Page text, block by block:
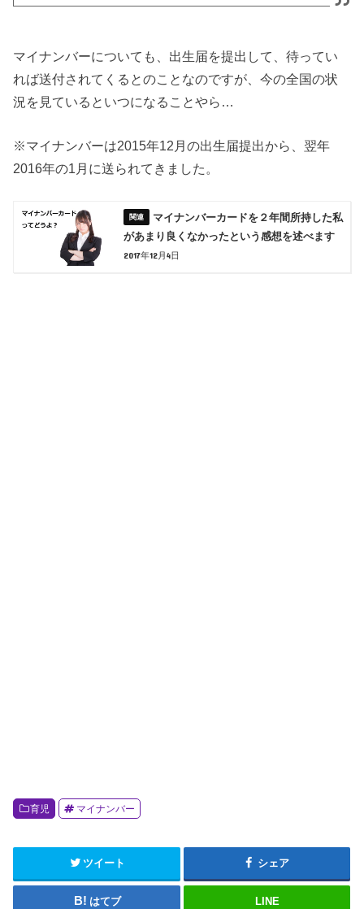
マイナンバーについても、出生届を提出して、待ってい
れば送付されてくるとのことなのですが、今の全国の状
況を見ているといつになることやら…
※マイナンバーは2015年12月の出生届提出から、翌年
2016年の1月に送られてきました。
マイナンバーカードを２年間所持した私
があまり良くなかったという感想を述べます
2017年12月4日
育児 マイナンバー
ツイート シェア
はてブ LINE